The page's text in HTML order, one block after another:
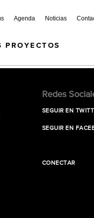
Agenda Noticias
PROYECTOS
Redes
SEGUIR EN
SEGUIR EN
CONECTAR